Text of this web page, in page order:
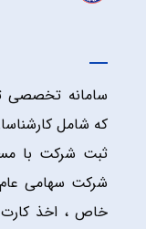
سامانه تخصصی
که شامل
ثبت شرکت با
شرکت سهامی
خاص ، اخذ کارت